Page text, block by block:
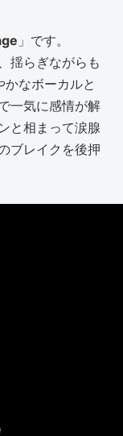
」です。
揺らぎながらも
なボーカルと
一気に感情が解
と相まって涙腺
ブレイクを後押